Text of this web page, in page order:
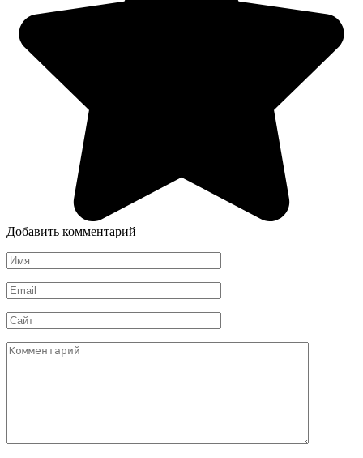
Добавить комментарий
Имя
*
Email
*
Сайт
Комментарий